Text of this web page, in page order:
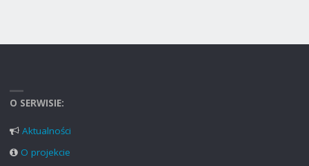
O SERWISIE:
Aktualności
O projekcie